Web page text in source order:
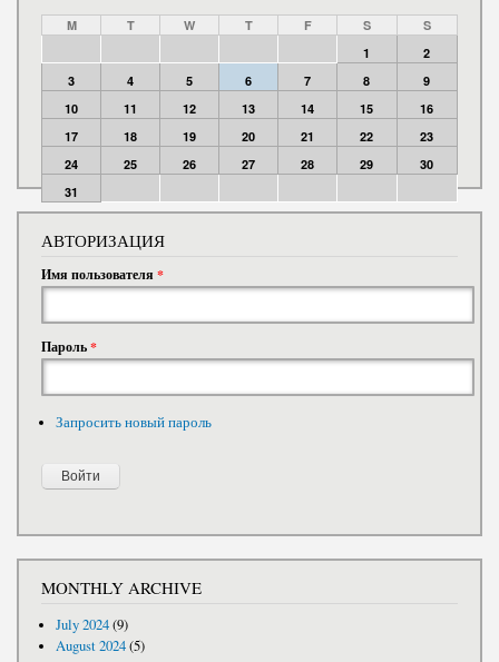
M T W T F S
S
1
2
3
4 5 6 7 8
9
10
11 12 13 14 15
16
17
18 19 20 21 22
23
24
25 26 27 28 29
30
31
АВТОРИЗАЦИЯ
Имя пользователя *
Пароль*
Запросить новый пароль
MONTHLY ARCHIVE
July 2024(9)
August 2024(5)